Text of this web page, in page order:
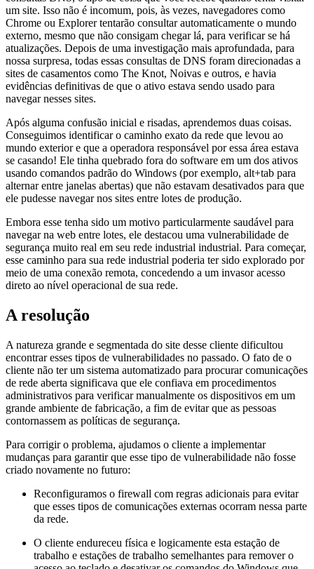
um site. Isso não é incomum, pois, às vezes, navegadores como
Chrome ou Explorer tentarão consultar automaticamente o mundo
externo, mesmo que não consigam chegar lá, para verificar se há
atualizações. Depois de uma investigação mais aprofundada, para
nossa surpresa, todas essas consultas de DNS foram direcionadas a
sites de casamentos como The Knot, Noivas e outros, e havia
evidências definitivas de que o ativo estava sendo usado para
navegar nesses sites.
Após alguma confusão inicial e risadas, aprendemos duas coisas.
Conseguimos identificar o caminho exato da rede que levou ao
mundo exterior e que a operadora responsável por essa área estava
se casando! Ele tinha quebrado fora do software em um dos ativos
usando comandos padrão do Windows (por exemplo, alt+tab para
alternar entre janelas abertas) que não estavam desativados para que
ele pudesse navegar nos sites entre lotes de produção.
Embora esse tenha sido um motivo particularmente saudável para
navegar na web entre lotes, ele destacou uma vulnerabilidade de
segurança muito real em seu rede industrial industrial. Para começar,
esse caminho para sua rede industrial poderia ter sido explorado por
meio de uma conexão remota, concedendo a um invasor acesso
direto ao nível operacional de sua rede.
A resolução
A natureza grande e segmentada do site desse cliente dificultou
encontrar esses tipos de vulnerabilidades no passado. O fato de o
cliente não ter um sistema automatizado para procurar comunicações
de rede aberta significava que ele confiava em procedimentos
administrativos para verificar manualmente os dispositivos em um
grande ambiente de fabricação, a fim de evitar que as pessoas
contornassem as políticas de segurança.
Para corrigir o problema, ajudamos o cliente a implementar
mudanças para garantir que esse tipo de vulnerabilidade não fosse
criado novamente no futuro:
Reconfiguramos o firewall com regras adicionais para evitar
que esses tipos de comunicações externas ocorram nessa parte
da rede.
O cliente endureceu física e logicamente esta estação de
trabalho e estações de trabalho semelhantes para remover o